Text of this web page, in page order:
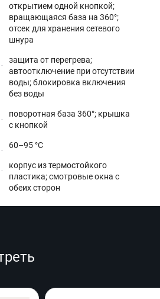
открытием одной кнопкой;
вращающаяся база на 360°;
отсек для хранения сетевого
шнура
защита от перегрева;
автоотключение при отсутствии
воды; блокировка включения
без воды
поворотная база 360°; крышка
с кнопкой
60–95 °C
корпус из термостойкого
пластика; смотровые окна с
обеих сторон